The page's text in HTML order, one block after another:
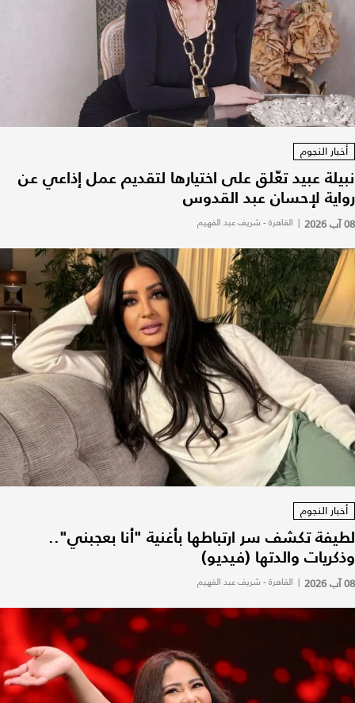
أخبار النجوم
نبيلة عبيد تعّلق على اختيارها لتقديم عمل إذاعي عن
رواية لإحسان عبد القدوس
08 آب 2026 | القاهرة - شريف عبد الفهيم
أخبار النجوم
لطيفة تكشف سر ارتباطها بأغنية "أنا بعجبني"..
وذكريات والدتها (فيديو)
08 آب 2026 | القاهرة - شريف عبد الفهيم